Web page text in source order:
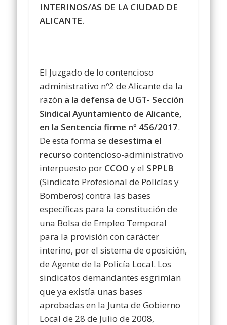
INTERINOS/AS DE LA CIUDAD DE
ALICANTE.
El Juzgado de lo contencioso
administrativo nº2 de Alicante da la
razón a la defensa de UGT- Sección
Sindical Ayuntamiento de Alicante,
en la Sentencia firme nº 456/2017.
De esta forma se desestima el
recursocontencioso-administrativo
interpuesto por CCOOy el SPPLB
(Sindicato Profesional de Policías y
Bomberos) contra las bases
específicas para la constitución de
una Bolsa de Empleo Temporal
para la provisión con carácter
interino, por el sistema de oposición,
de Agente de la Policía Local. Los
sindicatos demandantes esgrimían
que ya existía unas bases
aprobadas en la Junta de Gobierno
Local de 28 de Julio de 2008,